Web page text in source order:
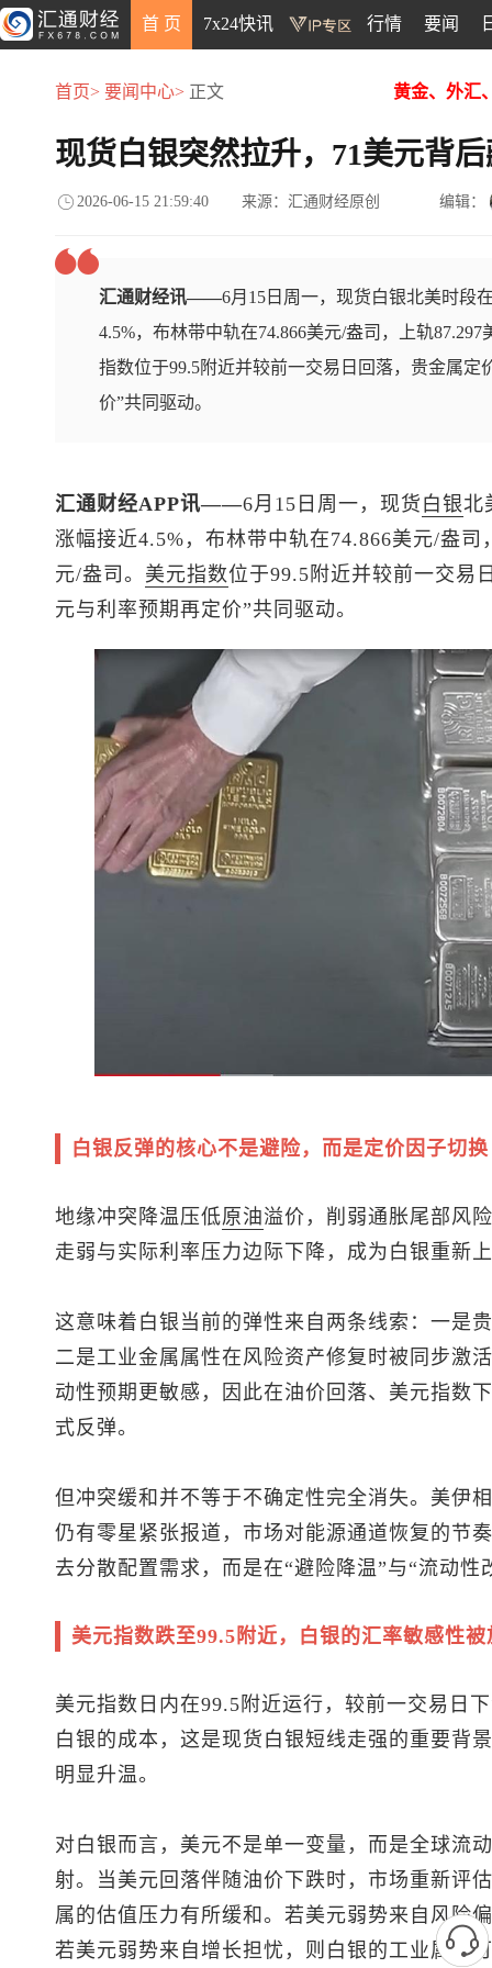
首 页 7x24快讯 行情 要闻
首页> 要闻中心> 正文 黄金、外汇
现货白银突然拉升，71美元背
2026-06-15 21:59:40 来源：汇通财经原创 编辑：
汇通财经讯——6月15日周一，现货白银北美时段
4.5%，布林带中轨在74.866美元/盎司，上轨
指数位于99.5附近并较前一交易日回落，贵金属定
价”共同驱动。
汇通财经APP讯——6月15日周一， 现货 白银北
涨幅接近4.5%，布林带中轨在74.866美元/盎
元/盎司。 美元指数位于99.5附近并较前一交易
元与利率预期再定价”共同驱动。
白银反弹的核心不是避险，而是定价因子切换
地缘冲突降温压低原油溢价，削弱通胀尾部风
走弱与实际利率压力边际下降，成为白银重新
这意味着白银当前的弹性来自两条线索：一是
二是工业金属属性在风险资产修复时被同步激
动性预期更敏感，因此在油价回落、 美元指数
式反弹。
但冲突缓和并不等于不确定性完全消失。美伊
仍有零星紧张报道，市场对能源通道恢复的节
去分散配置需求，而是在“避险降温”与“流动性
美元指数跌至99.5附近，白银的汇率敏感性被
美元指数 日内在99.5附近运行，较前一交易日
白银的成本，这是现货白银短线走强的重要背
明显升温。
对白银而言，美元不是单一变量，而是全球流
射。当美元回落伴随油价下跌时，市场重新评
属的估值压力有所缓和。若美元弱势来自风险
若美元弱势来自增长担忧，则白银的工业属性